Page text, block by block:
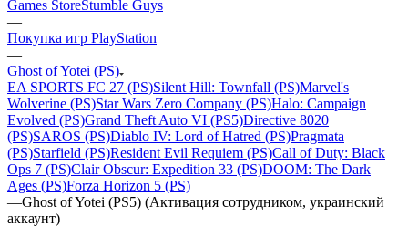
Games StoreStumble Guys
—
Покупка игр PlayStation
—
Ghost of Yotei (PS)
EA SPORTS FC 27 (PS)Silent Hill: Townfall (PS)Marvel's
Wolverine (PS)Star Wars Zero Company (PS)Halo: Campaign
Evolved (PS)Grand Theft Auto VI (PS5)Directive 8020
(PS)SAROS (PS)Diablo IV: Lord of Hatred (PS)Pragmata
(PS)Starfield (PS)Resident Evil Requiem (PS)Call of Duty: Black
Ops 7 (PS)Clair Obscur: Expedition 33 (PS)DOOM: The Dark
Ages (PS)Forza Horizon 5 (PS)
—Ghost of Yotei (PS5) (Активация сотрудником, украинский
аккаунт)